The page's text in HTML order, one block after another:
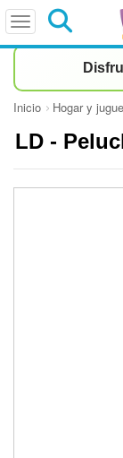
Inicio Hogar y
LD -